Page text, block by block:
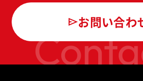
お問い合わ